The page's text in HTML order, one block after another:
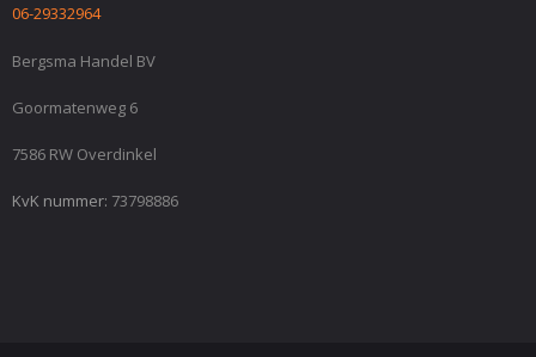
06-29332964
Bergsma Handel BV
Goormatenweg 6
7586 RW Overdinkel
KvK nummer: 73798886